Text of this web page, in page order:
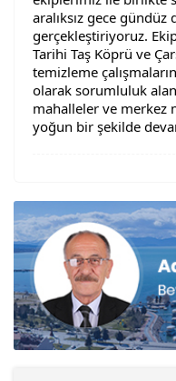
aralıksız gece gündüz
gerçekleştiriyoruz.
Tarihi Taş Köprü ve
temizleme
olarak sorumluluk
mahalleler ve merkez
yoğun bir şekilde